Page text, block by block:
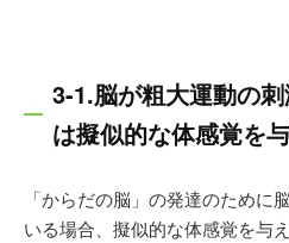
3-1.脳が粗大運動の
は擬似的な体感覚を
「からだの脳」の発達のために
いる場合、擬似的な体感覚を与